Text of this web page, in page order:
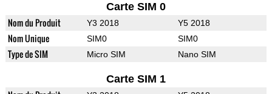
Carte SIM 0
Nom du Produit Y3 2018 Y5 2018
Nom Unique SIM0 SIM0
Type de SIM Micro SIM Nano SIM
Carte SIM 1